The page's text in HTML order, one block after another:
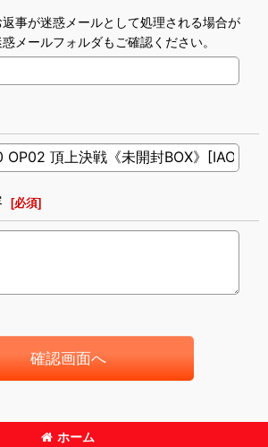
事が迷惑メールとして処理される場合が
メールフォルダもご確認ください。
[必須]
確認画面へ
ホーム